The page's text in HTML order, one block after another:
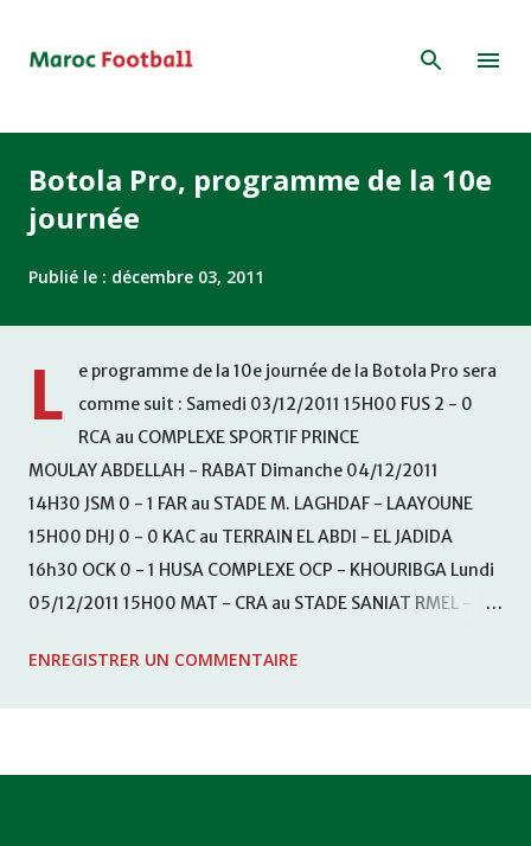
Botola Pro, programme de la 10e
journée
Publié le : décembre 03, 2011
L
e programme de la 10e journée de la Botola Pro sera
comme suit : Samedi 03/12/2011 15H00 FUS 2 - 0
RCA au COMPLEXE SPORTIF PRINCE
MOULAY ABDELLAH - RABAT Dimanche 04/12/2011
14H30 JSM 0 - 1 FAR au STADE M. LAGHDAF - LAAYOUNE
15H00 DHJ 0 - 0 KAC au TERRAIN EL ABDI - EL JADIDA
16h30 OCK 0 - 1 HUSA COMPLEXE OCP - KHOURIBGA Lundi
05/12/2011 15H00 MAT - CRA au STADE SANIAT RMEL -
KHEMISET Mardi 06/12/2011 15H00 WAF - OCS au
ENREGISTRER UN COMMENTAIRE